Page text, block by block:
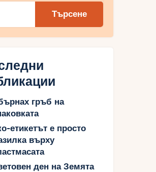
Търсене
гръб на
етикетът е просто
върху
ден на Земята